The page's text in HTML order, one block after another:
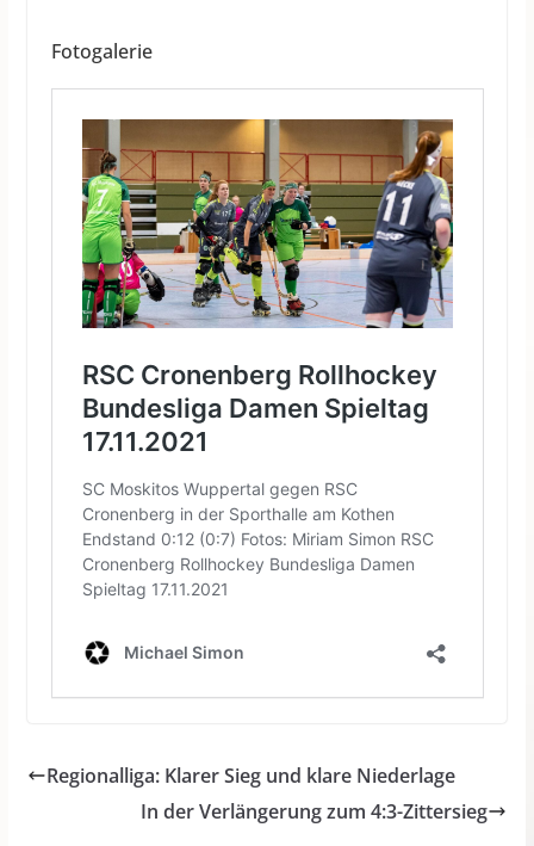
Fotogalerie
Regionalliga: Klarer Sieg und klare Niederlage
In der Verlängerung zum 4:3-Zittersieg